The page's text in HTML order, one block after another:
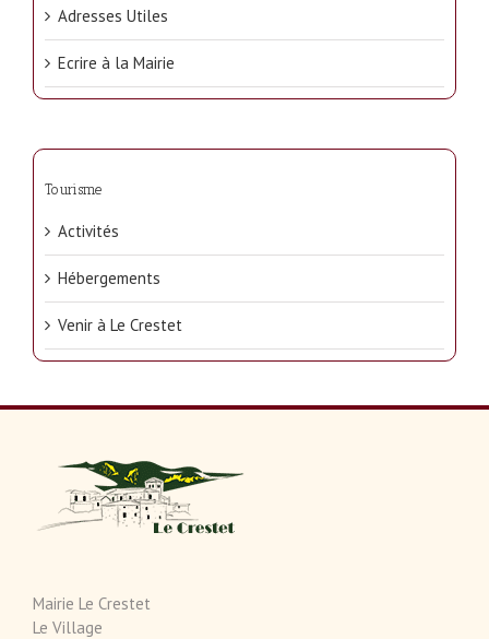
Adresses Utiles
Ecrire à la Mairie
Tourisme
Activités
Hébergements
Venir à Le Crestet
Mairie Le Crestet
Le Village